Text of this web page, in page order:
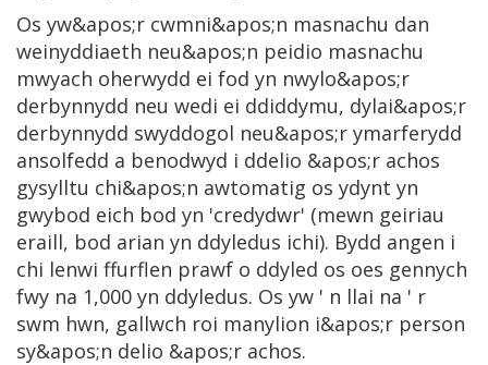
Os yw&apos;r cwmni&apos;n masnachu dan
weinyddiaeth neu&apos;n peidio masnachu
mwyach oherwydd ei fod yn nwylo&apos;r
derbynnydd neu wedi ei ddiddymu, dylai&apos;r
derbynnydd swyddogol neu&apos;r ymarferydd
ansolfedd a benodwyd i ddelio &apos;r achos
gysylltu chi&apos;n awtomatig os ydynt yn
gwybod eich bod yn 'credydwr' (mewn geiriau
eraill, bod arian yn ddyledus ichi). Bydd angen i
chi lenwi ffurflen prawf o ddyled os oes gennych
fwy na 1,000 yn ddyledus. Os yw ' n llai na ' r
swm hwn, gallwch roi manylion i&apos;r person
sy&apos;n delio &apos;r achos.